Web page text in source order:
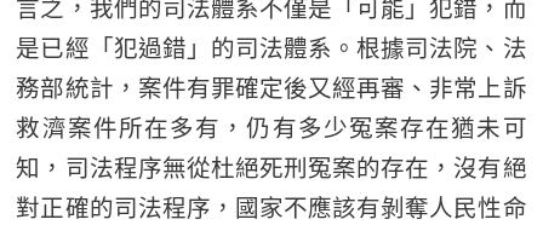
言之，我們的司法體系不僅是「可能」犯錯，而
是已經「犯過錯」的司法體系。根據司法院、法
務部統計，案件有罪確定後又經再審、非常上訴
救濟案件所在多有，仍有多少冤案存在猶未可
知，司法程序無從杜絕死刑冤案的存在，沒有絕
對正確的司法程序，國家不應該有剝奪人民性命